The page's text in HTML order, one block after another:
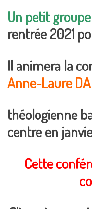
Un petit groupe
rentrée 2021
Il animera la
Anne-Laure
théologienne
centre en
Cette